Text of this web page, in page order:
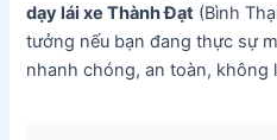
dạy lái xe Thành Đạt (Bình
tưởng nếu bạn đang thực sự
nhanh chóng, an toàn, không